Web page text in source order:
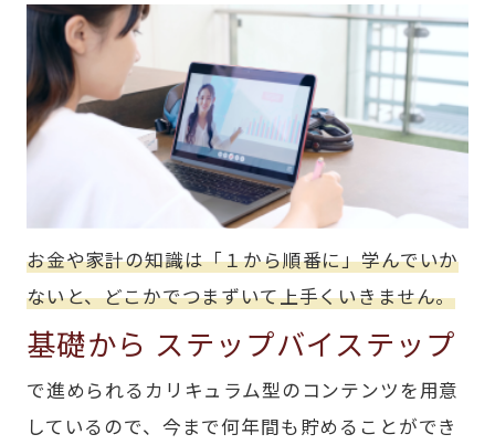
お金や家計の知識は「１から順番に」学んでいか
ないと、どこかでつまずいて上手くいきません。
基礎から ステップバイステップ
で進められるカリキュラム型のコンテンツを用意
しているので、今まで何年間も貯めることができ